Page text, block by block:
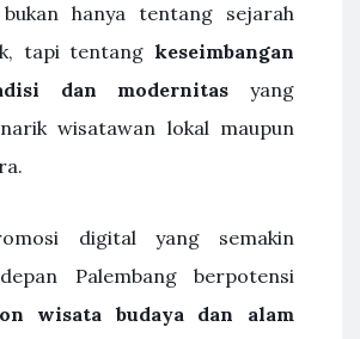
bukan hanya tentang sejarah
tapi tentang keseimbangan
dan modernitas yang
wisatawan lokal maupun
digital yang semakin
Palembang berpotensi
wisata budaya dan alam